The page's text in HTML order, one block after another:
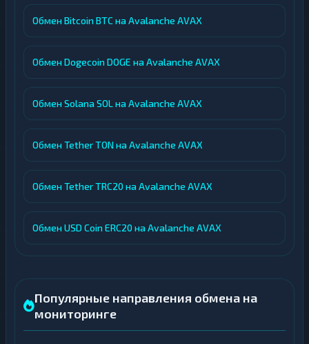
Обмен Bitcoin BTC на Avalanche AVAX
Обмен Dogecoin DOGE на Avalanche AVAX
Обмен Solana SOL на Avalanche AVAX
Обмен Tether TON на Avalanche AVAX
Обмен Tether TRC20 на Avalanche AVAX
Обмен USD Coin ERC20 на Avalanche AVAX
Популярные направления обмена на
мониторинге